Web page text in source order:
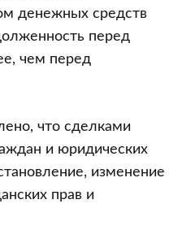
денежных средств
перед
чем перед
что сделками
и юридических
изменение
прав и